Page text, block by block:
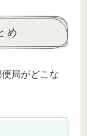
め
局がどこな